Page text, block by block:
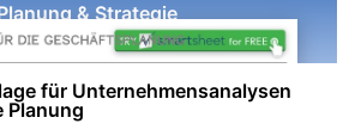
& Strategie
für Unternehmensanalysen
Planung